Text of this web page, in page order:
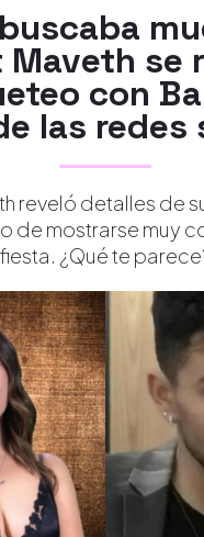
se
con
las redes
reveló detalles de
de mostrarse muy
fiesta. ¿Qué te